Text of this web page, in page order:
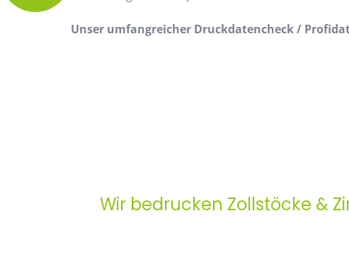
Unser umfangreicher Druckdatencheck /
Wir bedrucken Zollstöcke &